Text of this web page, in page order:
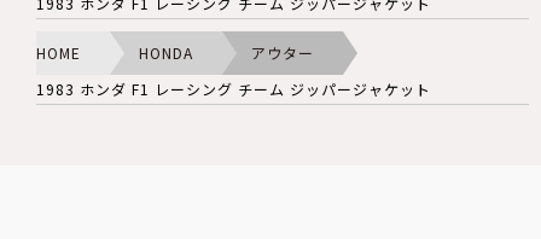
HOME HONDA
アウター
1983 ホンダ F1 レーシング チーム ジッパージャケット